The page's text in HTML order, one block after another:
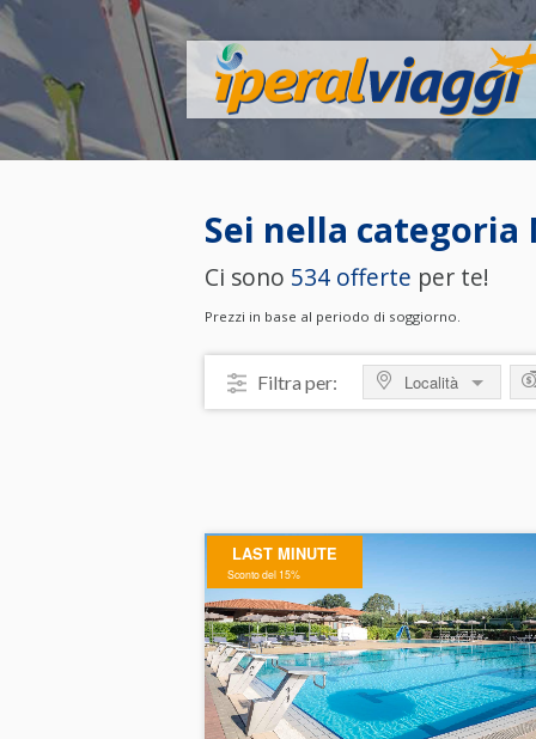
Sei nella categoria
Ci sono 534 offerte per te!
Prezzi in base al periodo di soggiorno.
Filtra per:
Località
Basilicata
Calabria
Campania
Emilia-Romagna
LAST MINUTE
Sconto del 15%